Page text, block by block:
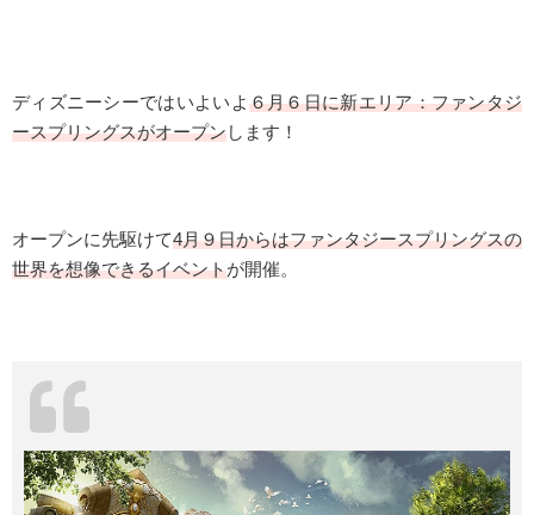
ディズニーシーではいよいよ６月６日に新エリア：ファンタジ
ースプリングスがオープンします！
オープンに先駆けて4月９日からはファンタジースプリングスの
世界を想像できるイベントが開催。